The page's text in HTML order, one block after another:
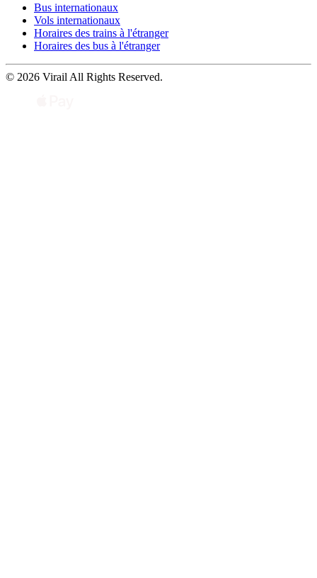
Bus internationaux
Vols internationaux
Horaires des trains à l'étranger
Horaires des bus à l'étranger
© 2026 Virail All Rights Reserved.